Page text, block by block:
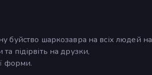
буйство шаркозавра на всіх людей на
підірвіть на друзки,
форми.